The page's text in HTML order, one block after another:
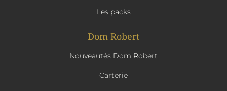
Les packs
Dom Robert
Nouveautés Dom Robert
Carterie